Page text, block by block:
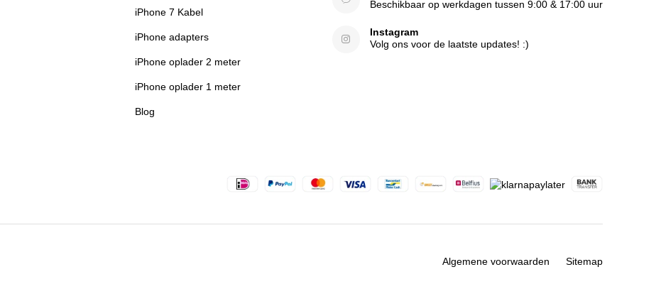
iPhone 7 Kabel
iPhone adapters
iPhone oplader 2 meter
iPhone oplader 1 meter
Blog
Beschikbaar op werkdagen tussen 9:00 & 17:00 uur
Instagram
Volg ons voor de laatste updates! :)
Algemene voorwaarden Sitemap